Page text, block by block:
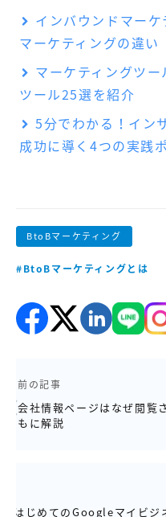
BtoBマーケティング
#BtoBマーケティングとは
前の記事
会社情報ページはなぜ閲覧
もに解説
はじめてのGoogleマイビジ
インバウンドマー
マーケティングの違い
マーケティングツ
ツール25選を紹介
5分でわかる！イン
成功に導く4つの実践